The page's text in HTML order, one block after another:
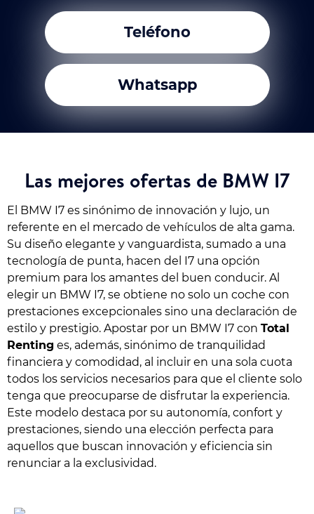
Teléfono
Whatsapp
Las mejores ofertas de BMW I7
El BMW I7 es sinónimo de innovación y lujo, un
referente en el mercado de vehículos de alta gama.
Su diseño elegante y vanguardista, sumado a una
tecnología de punta, hacen del I7 una opción
premium para los amantes del buen conducir. Al
elegir un BMW I7, se obtiene no solo un coche con
prestaciones excepcionales sino una declaración de
estilo y prestigio. Apostar por un BMW I7 con Total
Renting es, además, sinónimo de tranquilidad
financiera y comodidad, al incluir en una sola cuota
todos los servicios necesarios para que el cliente solo
tenga que preocuparse de disfrutar la experiencia.
Este modelo destaca por su autonomía, confort y
prestaciones, siendo una elección perfecta para
aquellos que buscan innovación y eficiencia sin
renunciar a la exclusividad.